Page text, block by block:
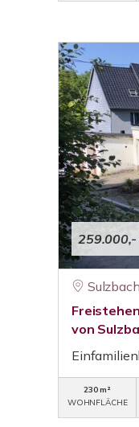
259.000,-
von
230 m²
WOHNFLÄCHE